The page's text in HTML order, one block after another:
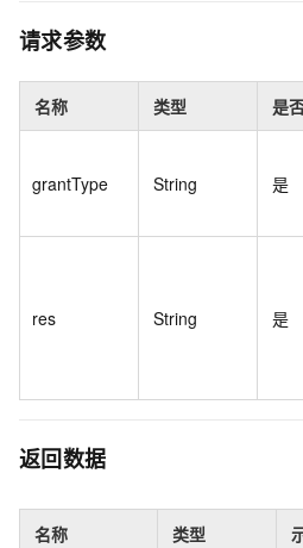
请求参数
名称 类型 是
grantType String 是
res String 是
返回数据
名称 类型